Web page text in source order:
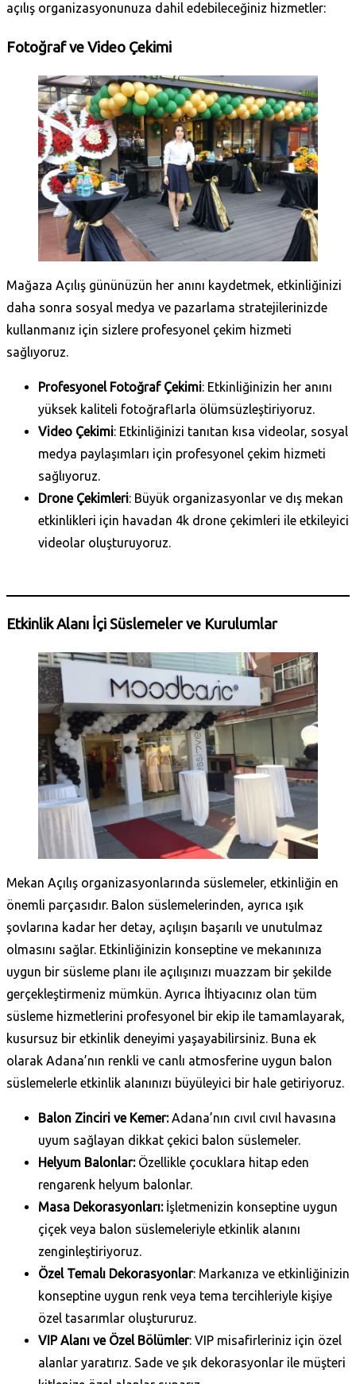
açılış organizasyonunuza dahil edebileceğiniz hizmetler:
Fotoğraf ve Video Çekimi
Mağaza Açılış gününüzün her anını kaydetmek, etkinliğinizi
daha sonra sosyal medya ve pazarlama stratejilerinizde
kullanmanız için sizlere profesyonel çekim hizmeti
sağlıyoruz.
Profesyonel Fotoğraf Çekimi: Etkinliğinizin her anını
yüksek kaliteli fotoğraflarla ölümsüzleştiriyoruz.
Video Çekimi: Etkinliğinizi tanıtan kısa videolar, sosyal
medya paylaşımları için profesyonel çekim hizmeti
sağlıyoruz.
Drone Çekimleri: Büyük organizasyonlar ve dış mekan
etkinlikleri için havadan 4k drone çekimleri ile etkileyici
videolar oluşturuyoruz.
Etkinlik Alanı İçi Süslemeler ve Kurulumlar
Mekan Açılış organizasyonlarında süslemeler, etkinliğin en
önemli parçasıdır. Balon süslemelerinden, ayrıca ışık
şovlarına kadar her detay, açılışın başarılı ve unutulmaz
olmasını sağlar. Etkinliğinizin konseptine ve mekanınıza
uygun bir süsleme planı ile açılışınızı muazzam bir şekilde
gerçekleştirmeniz mümkün. Ayrıca İhtiyacınız olan tüm
süsleme hizmetlerini profesyonel bir ekip ile tamamlayarak,
kusursuz bir etkinlik deneyimi yaşayabilirsiniz. Buna ek
olarak Adana’nın renkli ve canlı atmosferine uygun balon
süslemelerle etkinlik alanınızı büyüleyici bir hale getiriyoruz.
Balon Zinciri ve Kemer:Adana’nın cıvıl cıvıl havasına
uyum sağlayan dikkat çekici balon süslemeler.
Helyum Balonlar:Özellikle çocuklara hitap eden
rengarenk helyum balonlar.
Masa Dekorasyonları:İşletmenizin konseptine uygun
çiçek veya balon süslemeleriyle etkinlik alanını
zenginleştiriyoruz.
Özel Temalı Dekorasyonlar: Markanıza ve etkinliğinizin
konseptine uygun renk veya tema tercihleriyle kişiye
özel tasarımlar oluştururuz.
VIP Alanı ve Özel Bölümler: VIP misafirleriniz için özel
alanlar yaratırız. Sade ve şık dekorasyonlar ile müşteri